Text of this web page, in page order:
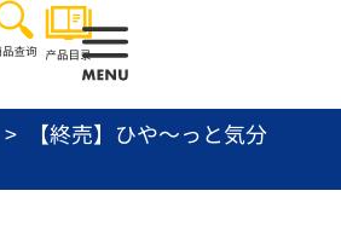
【終売】ひや～っと気分